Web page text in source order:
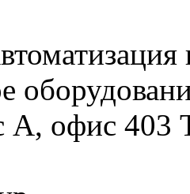
А, офис 403